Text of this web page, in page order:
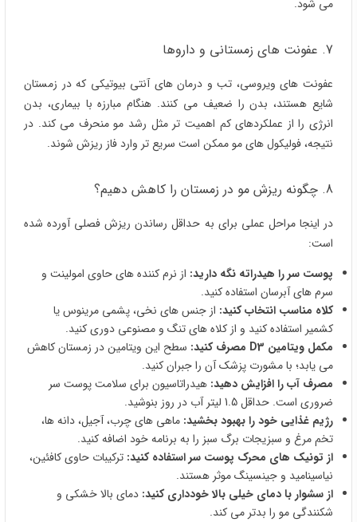
می شود.
7. عفونت های زمستانی و داروها
عفونت های ویروسی، تب و درمان های آنتی بیوتیکی که در زمستان
شایع هستند، بدن را ضعیف می کنند. هنگام مبارزه با بیماری، بدن
انرژی را از عملکردهای کم اهمیت تر مثل رشد مو منحرف می کند. در
نتیجه، فولیکول های مو ممکن است سریع تر وارد فاز ریزش شوند.
8. چگونه ریزش مو در زمستان را کاهش دهیم؟
در اینجا مراحل عملی برای به حداقل رساندن ریزش فصلی آورده شده
است:
پوست سر را هیدراته نگه دارید: از نرم کننده های حاوی امولینت و
سرم های آبرسان استفاده کنید.
کلاه مناسب انتخاب کنید: از جنس های نخی، پشمی مرینوس یا
کشمیر استفاده کنید و از کلاه های تنگ و مصنوعی دوری کنید.
مکمل ویتامین D3 مصرف کنید:
سطح این ویتامین در زمستان کاهش
می یابد؛ با مشورت پزشک آن را جبران کنید.
مصرف آب را افزایش دهید: هیدراتاسیون برای سلامت پوست سر
ضروری است. حداقل 1.5 لیتر آب در روز بنوشید.
رژیم غذایی خود را بهبود بخشید: ماهی های چرب، آجیل، دانه ها،
تخم مرغ و سبزیجات برگ سبز را به برنامه خود اضافه کنید.
از تونیک های محرک پوست سر استفاده کنید: ترکیبات حاوی کافئین،
نیاسینامید و جینسینگ موثر هستند.
از سشوار با دمای خیلی بالا خودداری کنید: دمای بالا خشکی و
شکنندگی مو را بدتر می کند.